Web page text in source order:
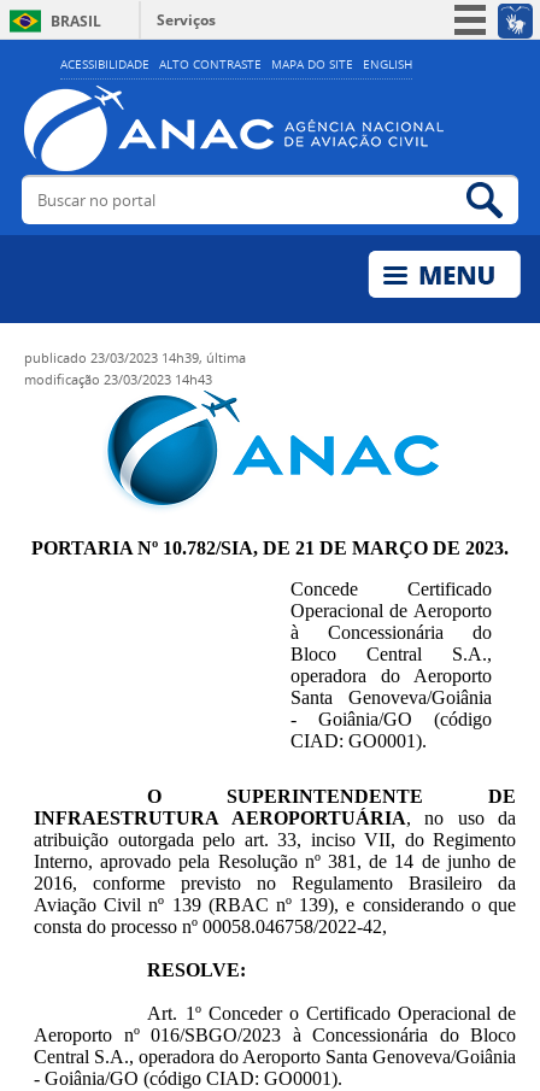
ACESSIBILIDADE ALTO CONTRASTE MAPA DO SITE ENGLISH
BRASIL
Serviços
Simplifique!
Acesso à informação
Legislação
Buscar no portal
publicado 23/03/2023 14h39, última
modificação 23/03/2023 14h43
PORTARIA Nº 10.782/SIA, DE 21 DE MARÇO DE 2023.
Concede Certificado
Operacional de Aeroporto
à Concessionária do
Bloco Central S.A.,
operadora do Aeroporto
Santa Genoveva/Goiânia
- Goiânia/GO (código
CIAD: GO0001).
O SUPERINTENDENTE DE
INFRAESTRUTURA AEROPORTUÁRIA, no uso da
atribuição outorgada pelo art. 33, inciso VII, do Regimento
Interno, aprovado pela Resolução nº 381, de 14 de junho de
2016, conforme previsto no Regulamento Brasileiro da
Aviação Civil nº 139 (RBAC nº 139), e considerando o que
consta do processo nº 00058.046758/2022-42,
RESOLVE:
Art. 1º Conceder o Certificado Operacional de
Aeroporto nº 016/SBGO/2023 à Concessionária do Bloco
Central S.A., operadora do Aeroporto Santa Genoveva/Goiânia
- Goiânia/GO (código CIAD: GO0001).